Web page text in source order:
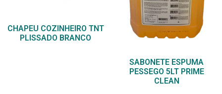
CHAPEU COZINHEIRO TNT
PLISSADO BRANCO
SABONETE ESPUMA
PESSEGO 5LT PRIME
CLEAN